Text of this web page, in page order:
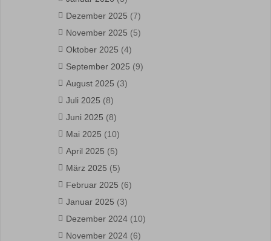
Dezember 2025 (7)
November 2025 (5)
Oktober 2025 (4)
September 2025 (9)
August 2025 (3)
Juli 2025 (8)
Juni 2025 (8)
Mai 2025 (10)
April 2025 (5)
März 2025 (5)
Februar 2025 (6)
Januar 2025 (3)
Dezember 2024 (10)
November 2024 (6)